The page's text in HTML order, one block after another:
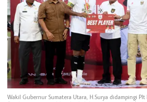
Wakil Gubernur Sumatera Utara, H.Surya didampingi Plt